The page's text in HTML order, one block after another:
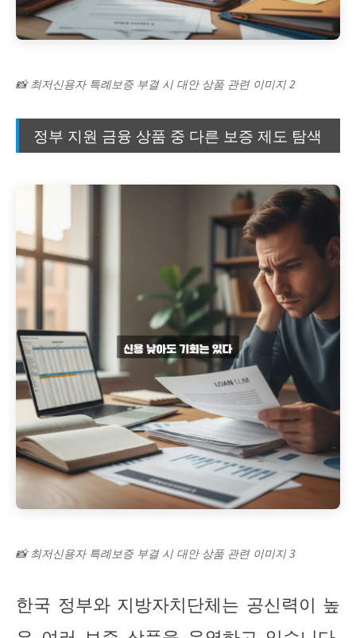
📸 최저신용자 특례보증 부결 시 대안 상품 관련 이미지 2
정부 지원 금융 상품 중 다른 보증 제도 탐색
📸 최저신용자 특례보증 부결 시 대안 상품 관련 이미지 3
한국 정부와 지방자치단체는 공신력이 높